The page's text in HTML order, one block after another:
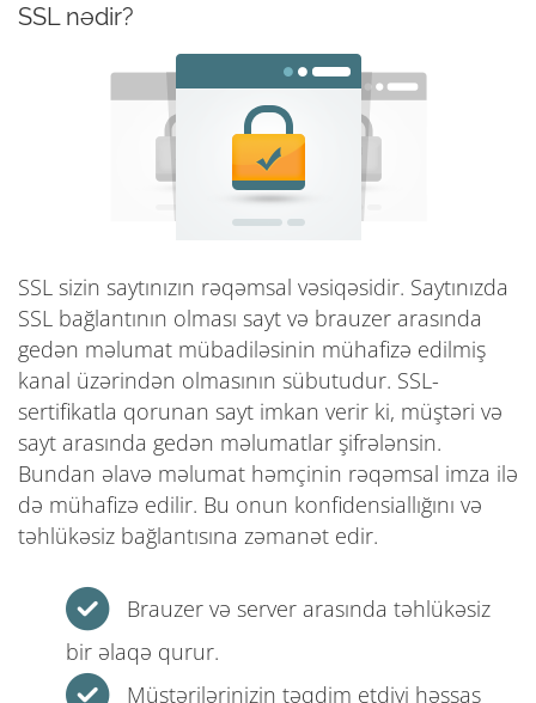
SSL nədir?
SSL sizin saytınızın rəqəmsal vəsiqəsidir. Saytınızda
SSL bağlantının olması sayt və brauzer arasında
gedən məlumat mübadiləsinin mühafizə edilmiş
kanal üzərindən olmasının sübutudur. SSL-
sertifikatla qorunan sayt imkan verir ki, müştəri və
sayt arasında gedən məlumatlar şifrələnsin.
Bundan əlavə məlumat həmçinin rəqəmsal imza ilə
də mühafizə edilir. Bu onun konfidensiallığını və
təhlükəsiz bağlantısına zəmanət edir.
Brauzer və server arasında təhlükəsiz
bir əlaqə qurur.
Müştərilərinizin təqdim etdiyi həssas